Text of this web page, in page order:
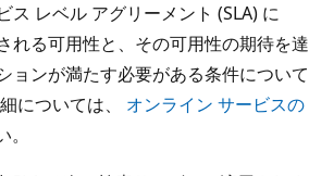
ス レベル アグリーメント (SLA) に
れる可用性と、その可用性の期待を達
ョンが満たす必要がある条件について
については、 オンライン サービスの